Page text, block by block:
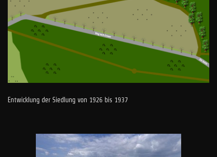
Entwicklung der Siedlung von 1926 bis 1937